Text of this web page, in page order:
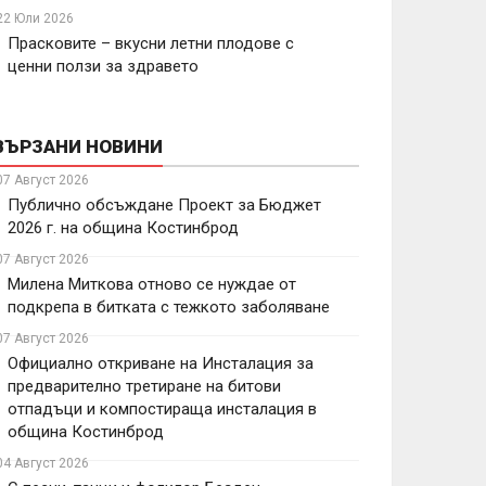
Юли 2026
Прасковите – вкусни летни плодове с
ценни ползи за здравето
НОВИНИ
Август 2026
Публично обсъждане Проект за Бюджет
2026 г. на община Костинброд
Август 2026
Милена Миткова отново се нуждае от
подкрепа в битката с тежкото заболяване
Август 2026
Официално откриване на Инсталация за
предварително третиране на битови
отпадъци и компостираща инсталация в
община Костинброд
Август 2026